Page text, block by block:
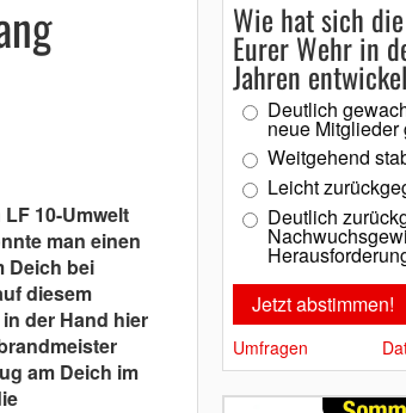
10-Umwelt
man einen
Deich bei
diesem
der Hand hier
am Deich im
Wie hat sich
Eurer Wehr in
Jahren
Deutlich
neue Mitglieder
Weitgehend
Leicht
Deutlich
Umfragen